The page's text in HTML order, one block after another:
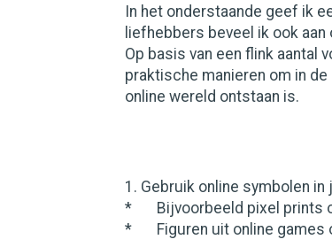
In het onderstaande geef ik
liefhebbers beveel ik ook
Op basis van een flink aantal
praktische manieren om in
online wereld ontstaan is.
1. Gebruik online symbolen in
* Bijvoorbeeld pixel prints
* Figuren uit online games